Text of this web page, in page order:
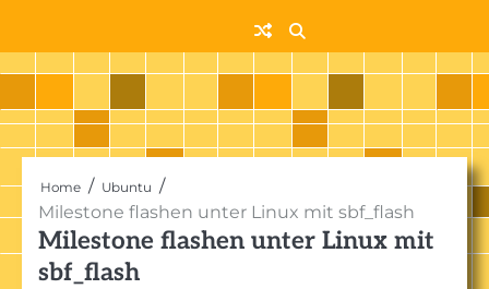
Home Ubuntu
Milestone flashen unter Linux mit sbf_flash
Milestone flashen unter Linux mit
sbf_flash